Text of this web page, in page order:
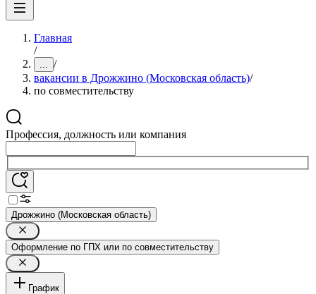
Главная
/
... /
вакансии в Дрожжино (Московская область)/
по совместительству
Профессия, должность или компания
Дрожжино (Московская область)
Оформление по ГПХ или по совместительству
График